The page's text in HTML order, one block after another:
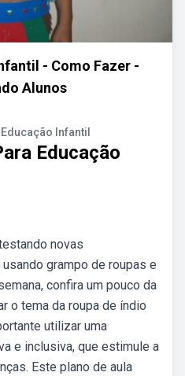
- Como Fazer -
Alunos
Infantil
Educação
novas
grampo de roupas e
confira um pouco da
o tema da roupa de índio
utilizar uma
e inclusiva, que estimule a
Este plano de aula